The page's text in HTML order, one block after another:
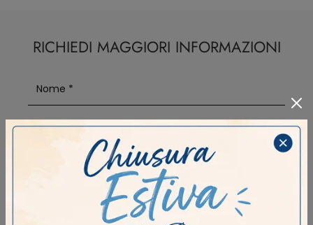
RICHIEDI MAGGIORI INFORMAZIONI